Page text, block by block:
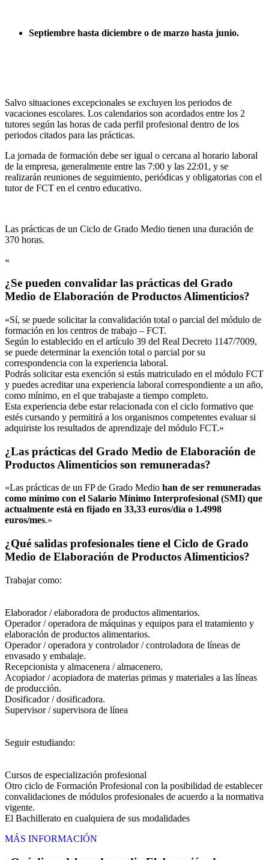
Septiembre hasta diciembre o de marzo hasta junio.
Salvo situaciones excepcionales se excluyen los periodos de
vacaciones escolares. Los calendarios son acordados entre los 2
tutores según las horas de cada perfil profesional dentro de los
periodos citados para las prácticas.
La jornada de formación debe ser igual o cercana al horario laboral
de la empresa, generalmente entre las 7:00 y las 22:01, y se
realizarán reuniones de seguimiento, periódicas y obligatorias con el
tutor de FCT en el centro educativo.
Las prácticas de un Ciclo de Grado Medio tienen una duración de
370 horas.
«
¿Se pueden convalidar las prácticas del Grado
Medio de Elaboración de Productos Alimenticios?
«Sí, se puede solicitar la convalidación total o parcial del módulo de
formación en los centros de trabajo – FCT.
Según lo establecido en el artículo 39 del Real Decreto 1147/7009,
se puede determinar la exención total o parcial por su
correspondencia con la experiencia laboral.
Podrás solicitar esta exención si estás matriculado en el módulo FCT
y puedes acreditar una experiencia laboral correspondiente a un año,
como mínimo, en el que trabajaste a tiempo completo.
Esta experiencia debe estar relacionada con el ciclo formativo que
estés cursando y permitirá a los organismos competentes evaluar si
adquiriste los resultados de aprendizaje del módulo FCT.»
¿Las prácticas del Grado Medio de Elaboración de
Productos Alimenticios son remuneradas?
«Las prácticas de un FP de Grado Medio han de ser remuneradas
como mínimo con el Salario Mínimo Interprofesional (SMI) que
actualmente está en fijado en 33,33 euros/día o 1.4998
euros/mes.»
¿Qué salidas profesionales tiene el Ciclo de Grado
Medio de Elaboración de Productos Alimenticios?
Trabajar como:
Elaborador / elaboradora de productos alimentarios.
Operador / operadora de máquinas y equipos para el tratamiento y
elaboración de productos alimentarios.
Operador / operadora y controlador / controladora de líneas de
envasado y embalaje.
Recepcionista y almacenera / almacenero.
Acopiador / acopiadora de materias primas y materiales a las líneas
de producción.
Dosificador / dosificadora.
Supervisor / supervisora de línea
Seguir estudiando:
Cursos de especialización profesional
Otro ciclo de Formación Profesional con la posibilidad de establecer
convalidaciones de módulos profesionales de acuerdo a la normativa
vigente.
El Bachillerato en cualquiera de sus modalidades
MÁS INFORMACIÓN